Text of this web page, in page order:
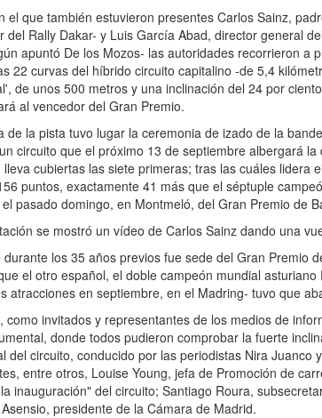
el que también estuvieron presentes Carlos Sainz,
del Rally Dakar- y Luis García Abad, director general
apuntó De los Mozos- las autoridades recorrieron a
22 curvas del híbrido circuito capitalino -de 5,4
de unos 500 metros y una inclinación del 24 por
al vencedor del Gran Premio.
de la pista tuvo lugar la ceremonia de izado de la
circuito que el próximo 13 de septiembre albergará
cubiertas las siete primeras; tras las cuáles lidera
puntos, exactamente 41 más que el séptuple
pasado domingo, en Montmeló, del Gran Premio de
se mostró un vídeo de Carlos Sainz dando una
los 35 años previos fue sede del Gran Premio
el otro español, el doble campeón mundial
atracciones en septiembre, en el Madring- tuvo que
como invitados y representantes de los medios de
donde todos pudieron comprobar la fuerte
del circuito, conducido por las periodistas Nira Juanco
entre otros, Louise Young, jefa de Promoción de
inauguración" del circuito; Santiago Roura,
presidente de la Cámara de Madrid.